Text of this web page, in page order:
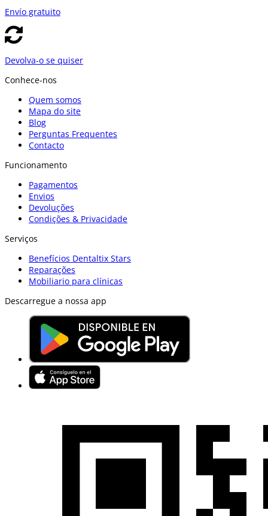
Envío gratuito
Devolva-o se quiser
Conhece-nos
Quem somos
Mapa do site
Blog
Perguntas Frequentes
Contacto
Funcionamento
Pagamentos
Envios
Devoluções
Condições & Privacidade
Serviços
Benefícios Dentaltix Stars
Reparações
Mobiliario para clínicas
Descarregue a nossa app